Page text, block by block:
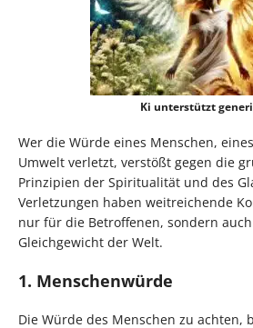
Ki unterstützt
Wer die Würde eines Menschen,
Umwelt verletzt, verstößt gegen die
Prinzipien der Spiritualität und des
Verletzungen haben weitreichende
nur für die Betroffenen, sondern
Gleichgewicht der Welt.
1. Menschenwürde
Die Würde des Menschen zu achten,